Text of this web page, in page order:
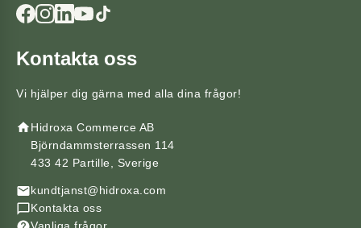
Kontakta oss
Vi hjälper dig gärna med alla dina frågor!
Hidroxa Commerce AB
Björndammsterrassen 114
433 42 Partille, Sverige
kundtjanst@hidroxa.com
Kontakta oss